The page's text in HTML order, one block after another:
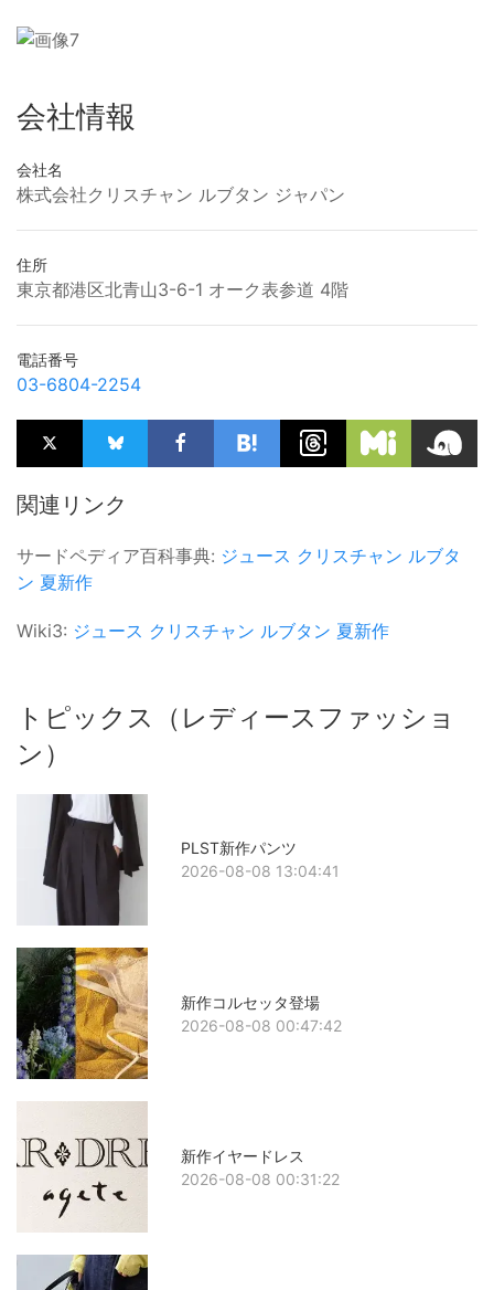
会社情報
会社名
株式会社クリスチャン ルブタン ジャパン
住所
東京都港区北青山3-6-1 オーク表参道 4階
電話番号
03-6804-2254
関連リンク
サードペディア百科事典: ジュース クリスチャン ルブタ
ン 夏新作
Wiki3: ジュース クリスチャン ルブタン 夏新作
トピックス（レディースファッショ
ン）
PLST新作パンツ
2026-08-08 13:04:41
新作コルセッタ登場
2026-08-08 00:47:42
新作イヤードレス
2026-08-08 00:31:22